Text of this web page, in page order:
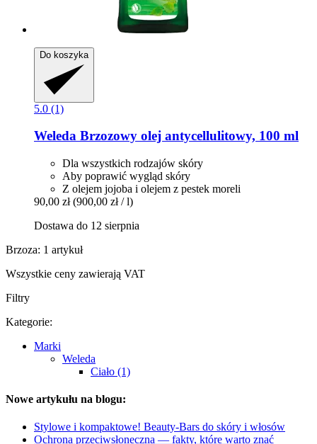
Do koszyka
5.0 (1)
Weleda Brzozowy olej antycellulitowy, 100 ml
Dla wszystkich rodzajów skóry
Aby poprawić wygląd skóry
Z olejem jojoba i olejem z pestek moreli
90,00 zł (900,00 zł / l)
Dostawa do 12 sierpnia
Brzoza: 1 artykuł
Wszystkie ceny zawierają VAT
Filtry
Kategorie:
Marki
Weleda
Ciało (1)
Nowe artykułu na blogu:
Stylowe i kompaktowe! Beauty-Bars do skóry i włosów
Ochrona przeciwsłoneczna — fakty, które warto znać